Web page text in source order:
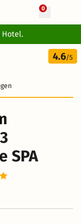
0
Hotel.
4 Tage
582 €
4.6/5
SPA